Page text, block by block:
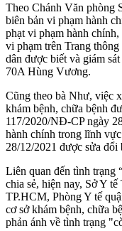
Theo Chánh Văn phòng
biên bản vi phạm hành
phạt vi phạm hành
vi phạm trên Trang
dân được biết và giám
70A Hùng Vương.
Cũng theo bà Như, việc
khám bệnh, chữa bệnh
117/2020/NĐ-CP ngày
hành chính trong lĩnh
28/12/2021 được sửa đổi
Liên quan đến tình trạng
chia sẻ, hiện nay, Sở Y
TP.HCM, Phòng Y tế
cơ sở khám bệnh, chữa
phản ánh về tình trạng